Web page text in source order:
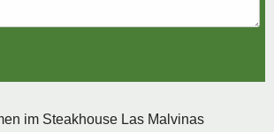
im Steakhouse Las Malvinas